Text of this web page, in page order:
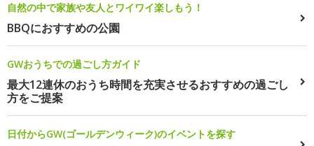
自然の中で家族や友人とワイワイ楽しもう！
BBQにおすすめの公園
GWおうちでの過ごし方ガイド
最大12連休のおうち時間を充実させるおすすめの過ごし
方をご提案
日付からGW(ゴールデンウィーク)のイベントを探す